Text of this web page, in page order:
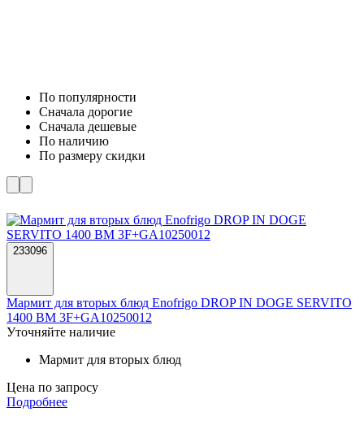
По популярности
Cначала дорогие
Cначала дешевые
По наличию
По размеру скидки
233096
Мармит для вторых блюд Enofrigo DROP IN DOGE SERVITO
1400 BM 3F+GA10250012
Уточняйте наличие
Мармит для вторых блюд
Цена по запросу
Подробнее